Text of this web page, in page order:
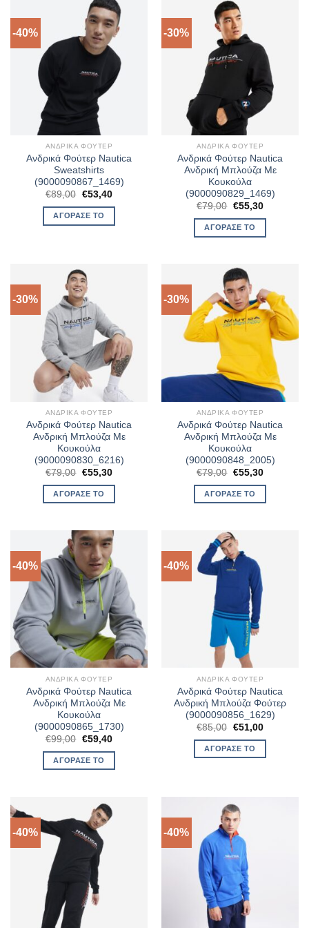
-40%
ΑΝΔΡΙΚΆ ΦΟΎΤΕΡ
Ανδρικά Φούτερ Nautica
Sweatshirts
(9000090867_1469)
€89,00 Original
was:
€89,00.
€53,40Η
ΑΓΌΡΑΣΈ ΤΟ
-30%
ΑΝΔΡΙΚΆ ΦΟΎΤΕΡ
Ανδρικά Φούτερ Nautica
Ανδρική Μπλούζα Με
Κουκούλα
(9000090829_1469)
€79,00 Original
was:
€79,00.
€55,30Η
ΑΓΌΡΑΣΈ ΤΟ
-30%
ΑΝΔΡΙΚΆ ΦΟΎΤΕΡ
Ανδρικά Φούτερ Nautica
Ανδρική Μπλούζα Με
Κουκούλα
(9000090830_6216)
€79,00 Original
was:
€79,00.
€55,30Η
ΑΓΌΡΑΣΈ ΤΟ
-30%
ΑΝΔΡΙΚΆ ΦΟΎΤΕΡ
Ανδρικά Φούτερ Nautica
Ανδρική Μπλούζα Με
Κουκούλα
(9000090848_2005)
€79,00 Original
was:
€79,00.
€55,30Η
ΑΓΌΡΑΣΈ ΤΟ
-40%
ΑΝΔΡΙΚΆ ΦΟΎΤΕΡ
Ανδρικά Φούτερ Nautica
Ανδρική Μπλούζα Με
Κουκούλα
(9000090865_1730)
€99,00 Original
was:
€99,00.
€59,40Η
ΑΓΌΡΑΣΈ ΤΟ
-40%
ΑΝΔΡΙΚΆ ΦΟΎΤΕΡ
Ανδρικά Φούτερ Nautica
Ανδρική Μπλούζα Φούτερ
(9000090856_1629)
€85,00 Original
was:
€85,00.
€51,00Η
ΑΓΌΡΑΣΈ ΤΟ
-40% -40%